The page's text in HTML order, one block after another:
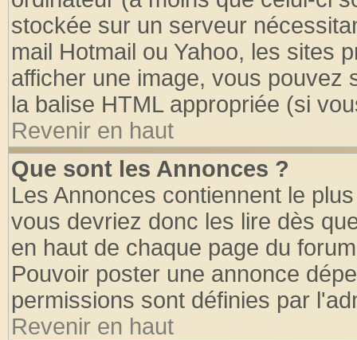
stockée sur un serveur
mail Hotmail ou Yahoo, les sites
afficher une image, vous pouvez
la balise HTML appropriée (si
Revenir en haut
Que sont les Annonces ?
Les Annonces contiennent le
vous devriez donc les lire dès
en haut de chaque page du
Pouvoir poster une annonce
permissions sont définies par
Revenir en haut